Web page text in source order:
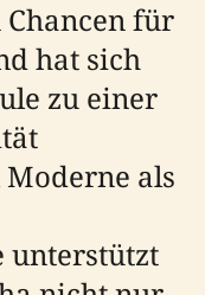
für
hat sich
zu einer
als
unterstützt